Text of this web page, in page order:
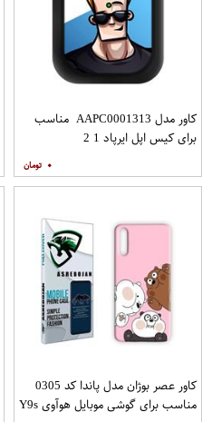
کاور مدل AAPC0001313 مناسب
برای کیس اپل ایرپاد 1 2
۰
کاور عصر بوژان مدل پاندا کد 0305
مناسب برای گوشی موبایل هوآوی Y9s